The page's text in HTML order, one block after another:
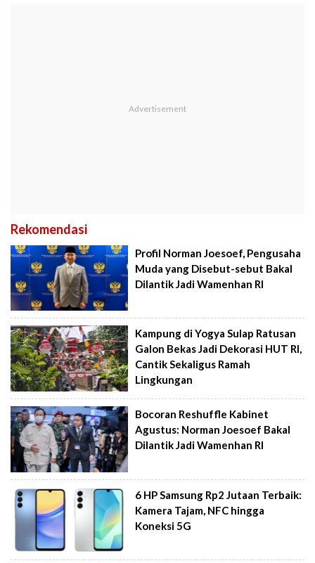
Rekomendasi
Profil Norman Joesoef, Pengusaha
Muda yang Disebut-sebut Bakal
Dilantik Jadi Wamenhan RI
Kampung di Yogya Sulap Ratusan
Galon Bekas Jadi Dekorasi HUT RI,
Cantik Sekaligus Ramah
Lingkungan
Bocoran Reshuffle Kabinet
Agustus: Norman Joesoef Bakal
Dilantik Jadi Wamenhan RI
6 HP Samsung Rp2 Jutaan Terbaik:
Kamera Tajam, NFC hingga
Koneksi 5G